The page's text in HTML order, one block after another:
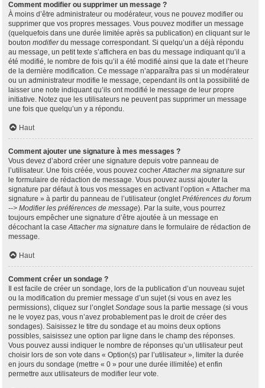
Comment modifier ou supprimer un message ?
À moins d’être administrateur ou modérateur, vous ne pouvez modifier ou
supprimer que vos propres messages. Vous pouvez modifier un message
(quelquefois dans une durée limitée après sa publication) en cliquant sur le
bouton modifierdu message correspondant. Si quelqu’un a déjà répondu
au message, un petit texte s’affichera en bas du message indiquant qu’il a
été modifié, le nombre de fois qu’il a été modifié ainsi que la date et l’heure
de la dernière modification. Ce message n’apparaîtra pas si un modérateur
ou un administrateur modifie le message, cependant ils ont la possibilité de
laisser une note indiquant qu’ils ont modifié le message de leur propre
initiative. Notez que les utilisateurs ne peuvent pas supprimer un message
une fois que quelqu’un y a répondu.
Haut
Comment ajouter une signature à mes messages ?
Vous devez d’abord créer une signature depuis votre panneau de
l’utilisateur. Une fois créée, vous pouvez cocherAttacher ma signature sur
le formulaire de rédaction de message. Vous pouvez aussi ajouter la
signature par défaut à tous vos messages en activant l’option « Attacher ma
signature » à partir du panneau de l’utilisateur (ongletPréférences du forum
--> Modifier les préférences de message). Par la suite, vous pourrez
toujours empêcher une signature d’être ajoutée à un message en
décochant la caseAttacher ma signature dans le formulaire de rédaction de
message.
Haut
Comment créer un sondage ?
Il est facile de créer un sondage, lors de la publication d’un nouveau sujet
ou la modification du premier message d’un sujet (si vous en avez les
permissions), cliquez sur l’ongletSondage sous la partie message (si vous
ne le voyez pas, vous n’avez probablement pas le droit de créer des
sondages). Saisissez le titre du sondage et au moins deux options
possibles, saisissez une option par ligne dans le champ des réponses.
Vous pouvez aussi indiquer le nombre de réponses qu’un utilisateur peut
choisir lors de son vote dans « Option(s) par l’utilisateur », limiter la durée
en jours du sondage (mettre « 0 » pour une durée illimitée) et enfin
permettre aux utilisateurs de modifier leur vote.